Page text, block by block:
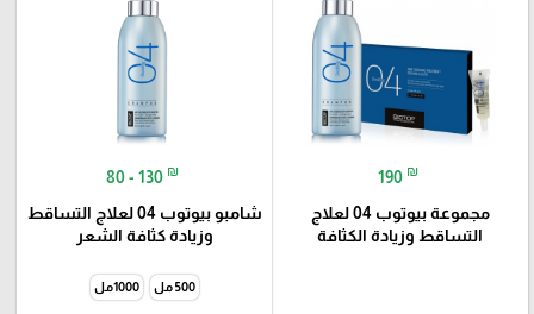
190 ₪
مجموعة بيوتوب 04 لعلاج
التساقط وزيادة الكثافة
80 - 130 ₪
شامبو بيوتوب 04 لعلاج التساقط
وزيادة كثافة الشعر
500 مل 1000مل